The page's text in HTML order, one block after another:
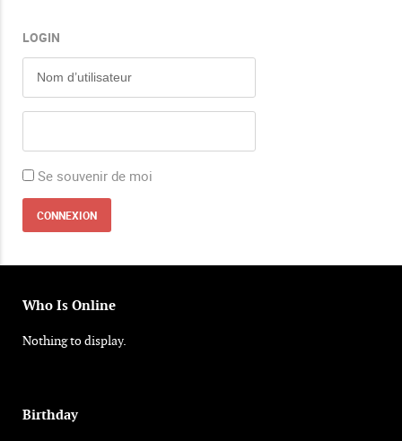
LOGIN
Se souvenir de moi
Who Is Online
Nothing to display.
Birthday